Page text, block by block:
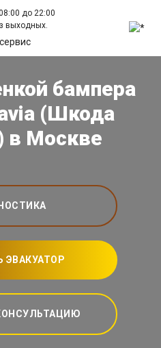
до 22:00
выходных.
бампера
(Шкода
в Москве
ЭВАКУАТОР